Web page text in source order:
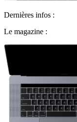
Dernières infos :
Le magazine :